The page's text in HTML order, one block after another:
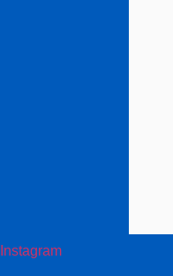
Instagram